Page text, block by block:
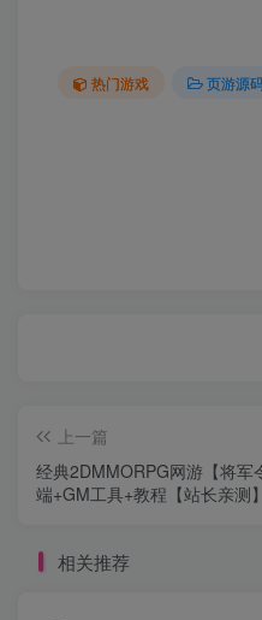
热门游戏 页游源
上一篇
经典2DMMORPG网游【将
端+GM工具+教程【站长亲测】
相关推荐